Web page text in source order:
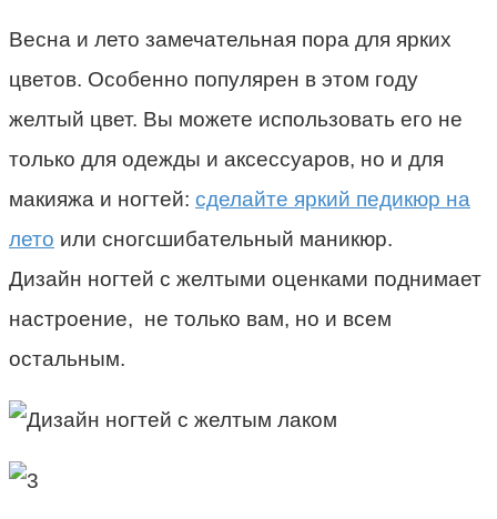
Весна и лето замечательная пора для ярких
цветов. Особенно популярен в этом году
желтый цвет. Вы можете использовать его не
только для одежды и аксессуаров, но и для
макияжа и ногтей: сделайте яркий педикюр на
лето или сногсшибательный маникюр.
Дизайн ногтей с желтыми оценками поднимает
настроение, не только вам, но и всем
остальным.